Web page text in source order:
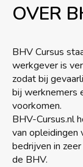
OVER
BHV Cursus
werkgever is
zodat bij
bij werknemers
voorkomen.
BHV-Cursus.nl
van opleidingen
bedrijven in
de BHV.